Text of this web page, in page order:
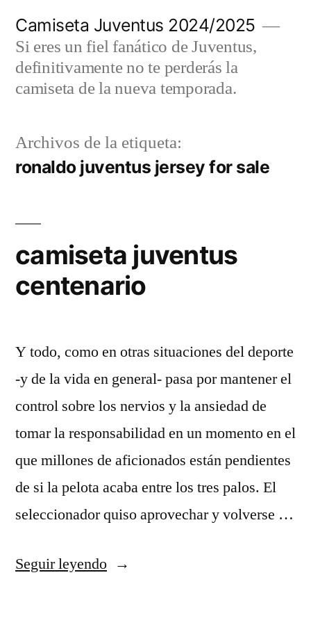
contenido
Camiseta Juventus 2024/2025
Si eres un fiel fanático de Juventus,
definitivamente no te perderás la
camiseta de la nueva temporada.
Archivos de la etiqueta:
ronaldo juventus jersey for sale
camiseta juventus
centenario
Y todo, como en otras situaciones del deporte
-y de la vida en general- pasa por mantener el
control sobre los nervios y la ansiedad de
tomar la responsabilidad en un momento en el
que millones de aficionados están pendientes
de si la pelota acaba entre los tres palos. El
seleccionador quiso aprovechar y volverse …
Seguir leyendo«camiseta